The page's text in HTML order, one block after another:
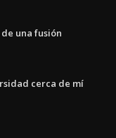
una fusión
cerca de mí